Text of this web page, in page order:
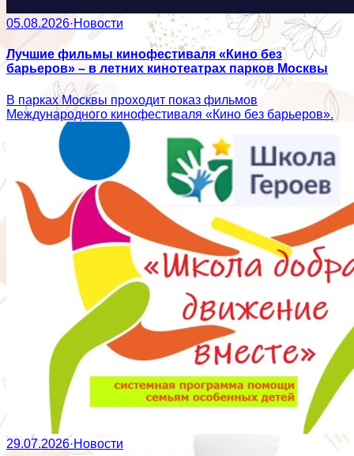
05.08.2026·Новости
Лучшие фильмы кинофестиваля «Кино без
барьеров» – в летних кинотеатрах парков Москвы
В парках Москвы проходит показ фильмов
Международного кинофестиваля «Кино без барьеров».
29.07.2026·Новости